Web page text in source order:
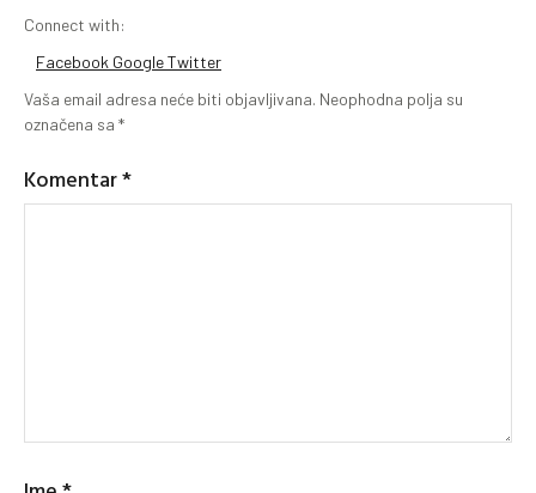
Connect with:
Facebook GoogleTwitter
Vaša email adresa neće biti objavljivana. Neophodna polja su
označena sa *
Komentar*